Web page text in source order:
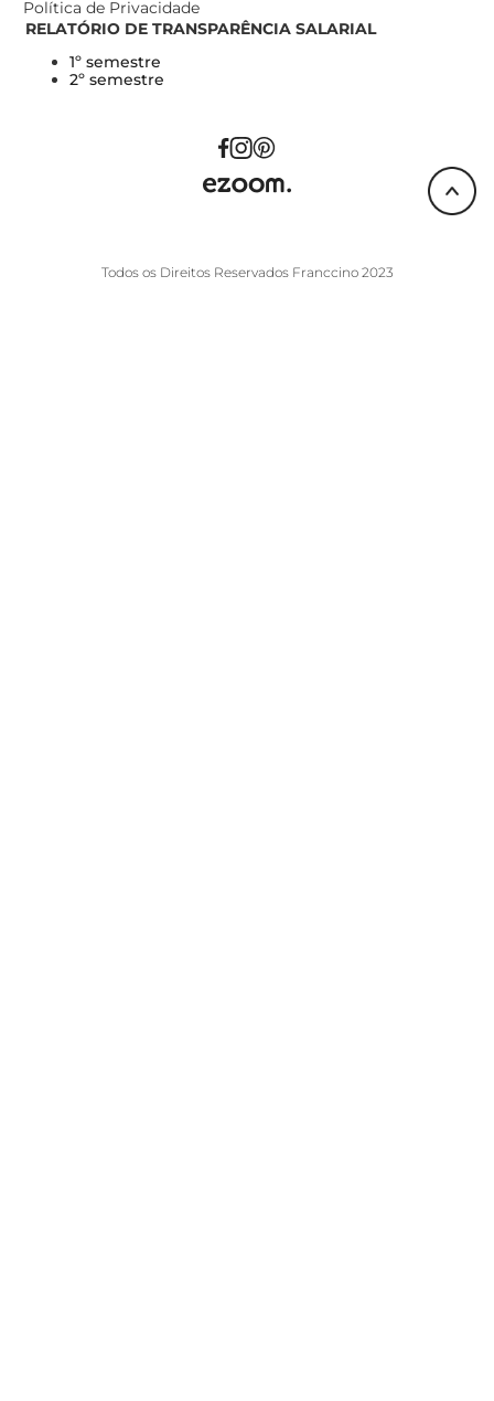
Política de Privacidade
RELATÓRIO DE TRANSPARÊNCIA SALARIAL
1º semestre
2º semestre
Todos os Direitos Reservados Franccino 2023